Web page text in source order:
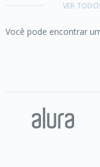
VER
Você pode encontrar